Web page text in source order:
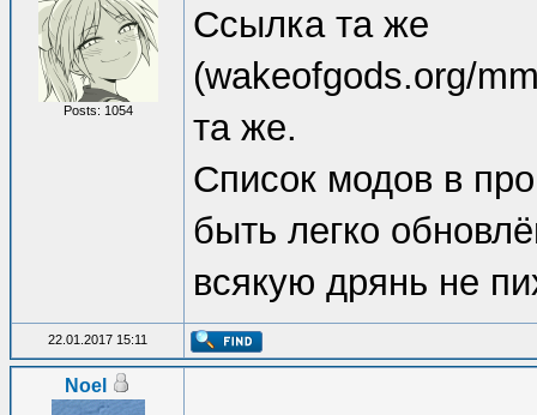
Posts: 1054
Ссылка та же
(wakeofgods.org/
та же.
Список модов в
быть легко
всякую дрянь не
22.01.2017 15:11
Noel